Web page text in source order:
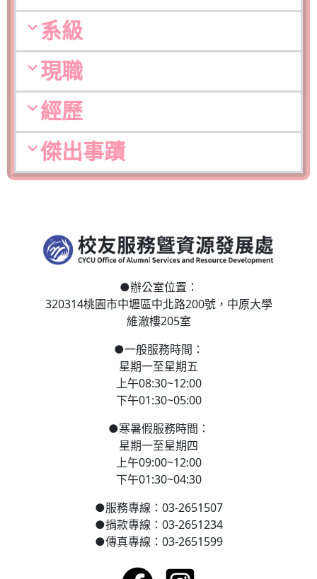
系級
現職
經歷
傑出事蹟
●辦公室位置：
320314桃園市中壢區中北路200號， 中原大學
維澈樓205室
●一般服務時間：
星期一至星期五
上午08:30~12:00
下午01:30~05:00
●寒暑假服務時間：
星期一至星期四
上午09:00~12:00
下午01:30~04:30
●服務專線：03-2651507
●捐款專線：03-2651234
●傳真專線：03-2651599